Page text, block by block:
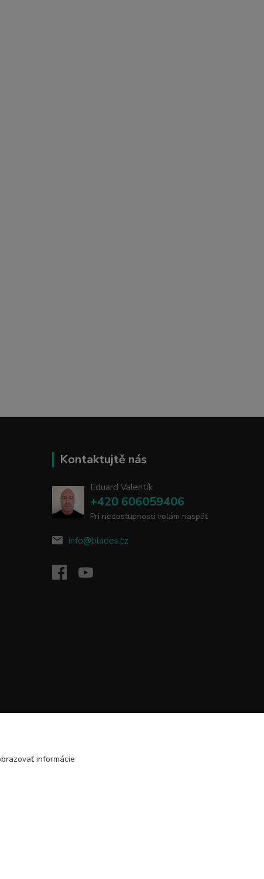
Kontaktujtě nás
Eduard Valentík
+420 606059406
Pri nedostupnosti volám naspäť
info@blades.cz
informácie